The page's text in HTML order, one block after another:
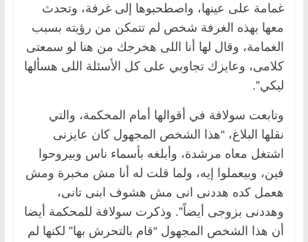
غمامة على عينها، واصطحبوها إلى غرفة، وتحدث
معها بهذه الغرفة شخص لم تتمكن من رؤيته بسبب
الغمامة، وقال لها أنا اللى هخرجك من هنا لو سمعتى
كلامى، وعايزك تجاوبي على كل الأسئلة اللى هسألها
ليكي”.
وتابعت سولافة في أقوالها أمام المحكمة، والتي
نقلها البلاغ، “هذا الشخص المجهول كان عايزنى
اشتغل معاه مرشدة، وأبلغه بأسماء ناس وبيروحوا
فين، وبيعملوا إيه، ولما قلت له أنا مش مخبرة ومش
هعمل كده هددنى انى مش هشوف ابنى تانى،
وهددنى بزوجى أيضاً”. وذكرت سولافة للمحكمة أيضا
أن هذا الشخص المجهول “قام بالتحرش بها” لكنها لم